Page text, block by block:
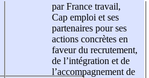
par France travail,
Cap emploi et ses
partenaires pour ses
actions concrètes en
faveur du recrutement,
de l’intégration et de
l’accompagnement de